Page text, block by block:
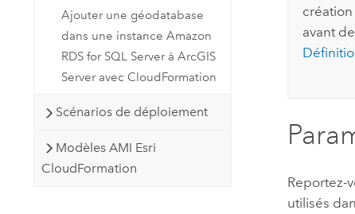
Ajouter une géodatabase
dans une instance Amazon
RDS for SQL Server à ArcGIS
Server avec CloudFormation
Scénarios de déploiement
Modèles AMI Esri
CloudFormation
avant
Reportez-
utilisés